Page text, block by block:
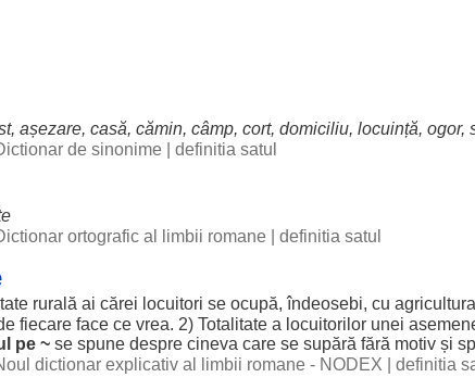
, așezare, casă, cămin, câmp, cort, domiciliu, locuință, ogor,
de sinonime
definitia satul
ortografic al limbii romane
definitia satul
rurală ai cărei locuitori se ocupă,îndeosebi, cu agricultura
fiecare face ce vrea. 2) Totalitate a locuitorilor unei
pe ~ se spune despre cineva care se supără fără motiv și
dictionar explicativ al limbii romane - NODEX
definitia